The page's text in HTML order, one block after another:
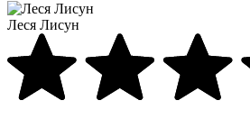
Леся Лисун